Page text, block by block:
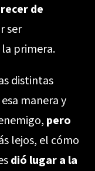
de
ser
primera.
distintas
manera y
pero
lejos, el cómo
dió lugar a la